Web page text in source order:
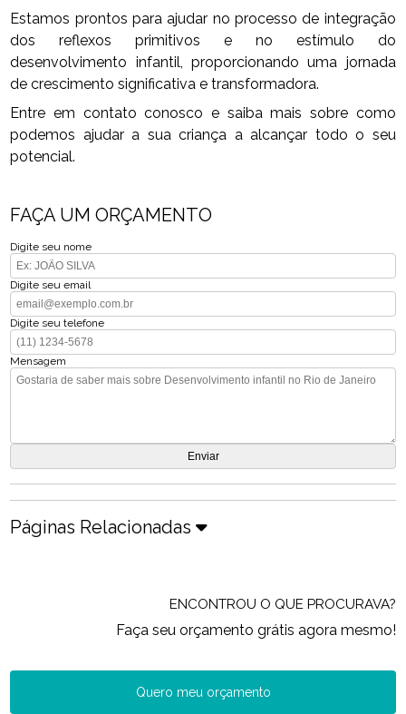
Estamos prontos para ajudar no processo de integração
dos reflexos primitivos e no estímulo do
desenvolvimento infantil, proporcionando uma jornada
de crescimento significativa e transformadora.
Entre em contato conosco e saiba mais sobre como
podemos ajudar a sua criança a alcançar todo o seu
potencial.
FAÇA UM ORÇAMENTO
Digite seu nome
Digite seu email
Digite seu telefone
Mensagem
Páginas Relacionadas
ENCONTROU O QUE PROCURAVA?
Faça seu orçamento grátis agora mesmo!
Quero meu orçamento